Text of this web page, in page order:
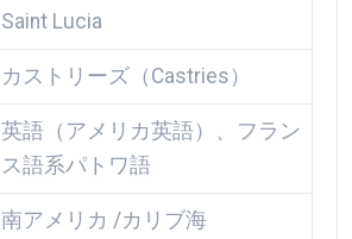
Saint Lucia
カストリーズ（Castries）
英語（アメリカ英語）、フラン
ス語系パトワ語
南アメリカ /カリブ海